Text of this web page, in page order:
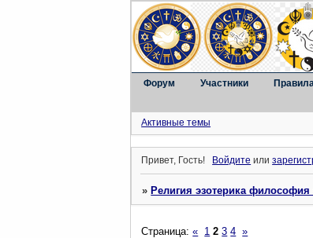
Форум Участники
Активные темы
Привет, Гость! Войдите или
»Религия эзотерика
Страница:« 1 2 3 4 »